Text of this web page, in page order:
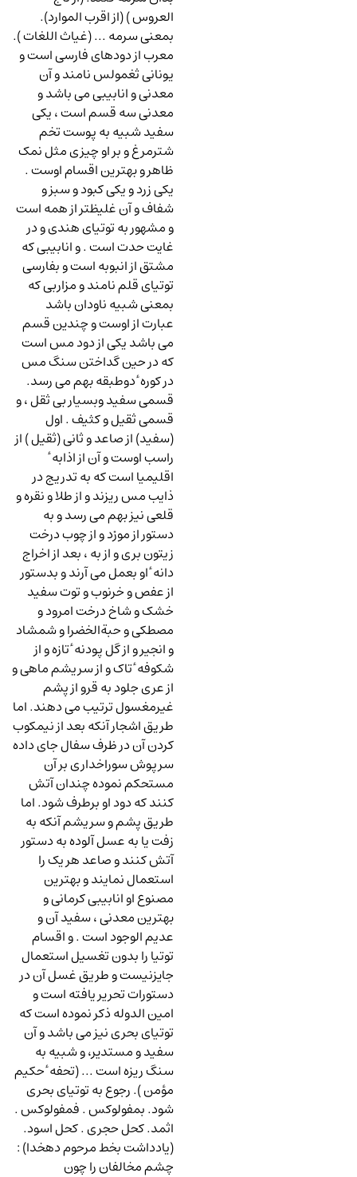
العروس ) (از اقرب الموارد).
بمعنی سرمه ... (غیاث اللغات ).
معرب از دودهای فارسی است و
یونانی ثغمولس نامند و آن
معدنی و انابیبی می باشد و
معدنی سه قسم است ، یکی
سفید شبیه به پوست تخم
شترمرغ و بر او چیزی مثل نمک
ظاهر و بهترین اقسام اوست .
یکی زرد و یکی کبود و سبز و
شفاف و آن غلیظتر از همه است
و مشهور به توتیای هندی و در
غایت حدت است . و انابیبی که
مشتق از انبوبه است و بفارسی
توتیای قلم نامند و مزاربی که
بمعنی شبیه ناودان باشد
عبارت از اوست و چندین قسم
می باشد یکی از دود مس است
که در حین گداختن سنگ مس
در کوره ٔ دوطبقه بهم می رسد.
قسمی سفید وبسیار بی ثقل ، و
قسمی ثقیل و کثیف . اول
(سفید) از صاعد و ثانی (ثقیل ) از
راسب اوست و آن از اذابه ٔ
اقلیمیا است که به تدریج در
ذایب مس ریزند و از طلا و نقره و
قلعی نیز بهم می رسد و به
دستور از مورْد و از چوب درخت
زیتون بری و از به ، بعد از اخراج
دانه ٔ او بعمل می آرند و بدستور
از عفص و خرنوب و توت سفید
خشک و شاخ درخت امرود و
مصطکی و حبةالخضرا و شمشاد
و انجیر و از گل پودنه ٔ تازه و از
شکوفه ٔ تاک و از سریشم ماهی و
از عری جلود به قرو از پشم
غیرمغسول ترتیب می دهند. اما
طریق اشجار آنکه بعد از نیمکوب
کردن آن در ظرف سفال جای داده
سرپوش سوراخداری بر آن
مستحکم نموده چندان آتش
کنند که دود او برطرف شود. اما
طریق پشم و سریشم آنکه به
زفت یا به عسل آلوده به دستور
آتش کنند و صاعد هر یک را
استعمال نمایند و بهترین
مصنوع او انابیبی کرمانی و
بهترین معدنی ، سفید آن و
عدیم الوجود است . و اقسام
توتیا را بدون تغسیل استعمال
جایزنیست و طریق غسل آن در
دستورات تحریر یافته است و
امین الدوله ذکر نموده است که
توتیای بحری نیز می باشد و آن
سفید و مستدیر، و شبیه به
سنگ ریزه است ... (تحفه ٔ حکیم
مؤمن ). رجوع به توتیای بحری
شود. بمفولوکس . فمفولوکس .
اثمد. کحل حجری . کحل اسود.
(یادداشت بخط مرحوم دهخدا):
چشم مخالفان را چون